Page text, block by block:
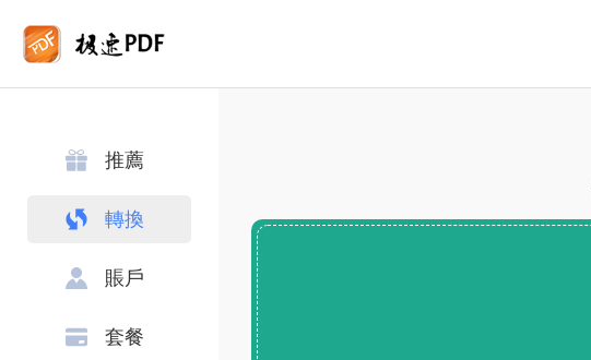
推薦
轉換
賬戶
套餐